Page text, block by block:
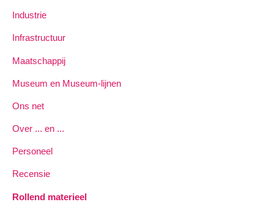
Industrie
Infrastructuur
Maatschappij
Museum en Museum-lijnen
Ons net
Over ... en ...
Personeel
Recensie
Rollend materieel